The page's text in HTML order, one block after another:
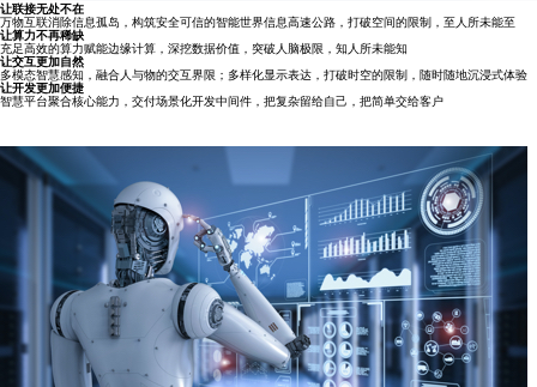
让联接无处不在
万物互联消除信息孤岛，构筑安全可信的智能世界信息高速公路，打破空间的限制，至人所未能至
让算力不再稀缺
充足高效的算力赋能边缘计算，深挖数据价值，突破人脑极限，知人所未能知
让交互更加自然
多模态智慧感知，融合人与物的交互界限；多样化显示表达，打破时空的限制，随时随地沉浸式体验
让开发更加便捷
智慧平台聚合核心能力，交付场景化开发中间件，把复杂留给自己，把简单交给客户